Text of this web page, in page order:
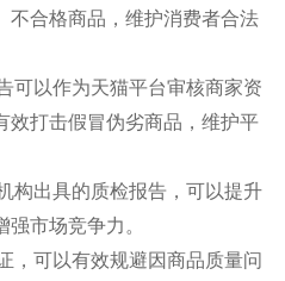
不合格商品，维护消费者合法
可以作为天猫平台审核商家资
效打击假冒伪劣商品，维护平
构出具的质检报告，可以提升
市场竞争力。
，可以有效规避因商品质量问